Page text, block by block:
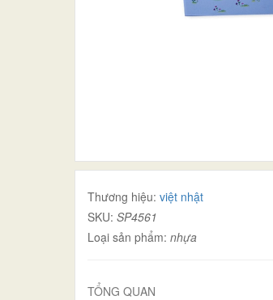
Thương hiệu: việt nhật
SKU: SP4561
Loại sản phẩm: nhựa
TỔNG QUAN